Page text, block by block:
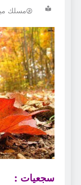
مسلك
سجعيات :